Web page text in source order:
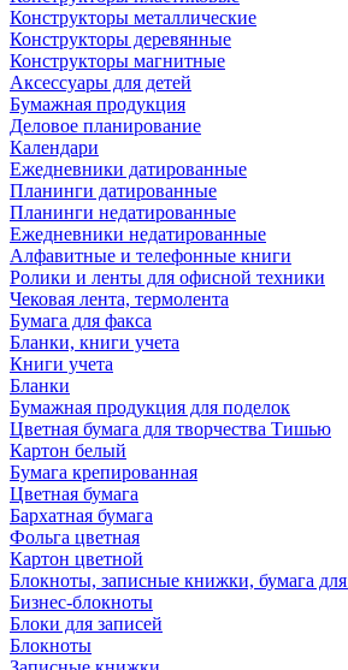
Конструкторы металлические
Конструкторы деревянные
Конструкторы магнитные
Аксессуары для детей
Бумажная продукция
Деловое планирование
Календари
Ежедневники датированные
Планинги датированные
Планинги недатированные
Ежедневники недатированные
Алфавитные и телефонные книги
Ролики и ленты для офисной техники
Чековая лента, термолента
Бумага для факса
Бланки, книги учета
Книги учета
Бланки
Бумажная продукция для поделок
Цветная бумага для творчества Тишью
Картон белый
Бумага крепированная
Цветная бумага
Бархатная бумага
Фольга цветная
Картон цветной
Блокноты, записные книжки, бумага для
Бизнес-блокноты
Блоки для записей
Блокноты